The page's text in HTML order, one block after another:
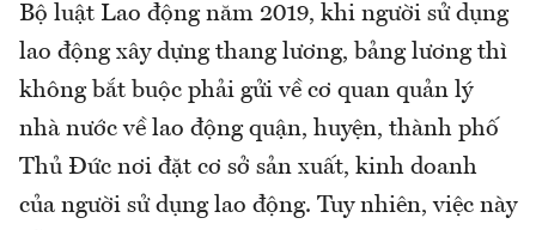
Bộ luật Lao động năm 2019, khi người sử dụng
lao động xây dựng thang lương, bảng lương thì
không bắt buộc phải gửi về cơ quan quản lý
nhà nước về lao động quận, huyện, thành phố
Thủ Đức nơi đặt cơ sở sản xuất, kinh doanh
của người sử dụng lao động. Tuy nhiên, việc này